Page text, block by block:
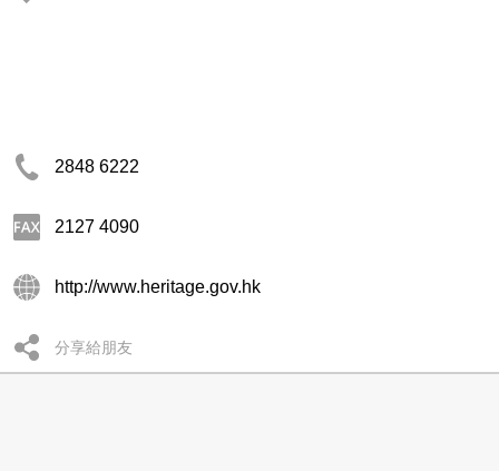
2848 6222
2127 4090
http://www.heritage.gov.hk
分享給朋友